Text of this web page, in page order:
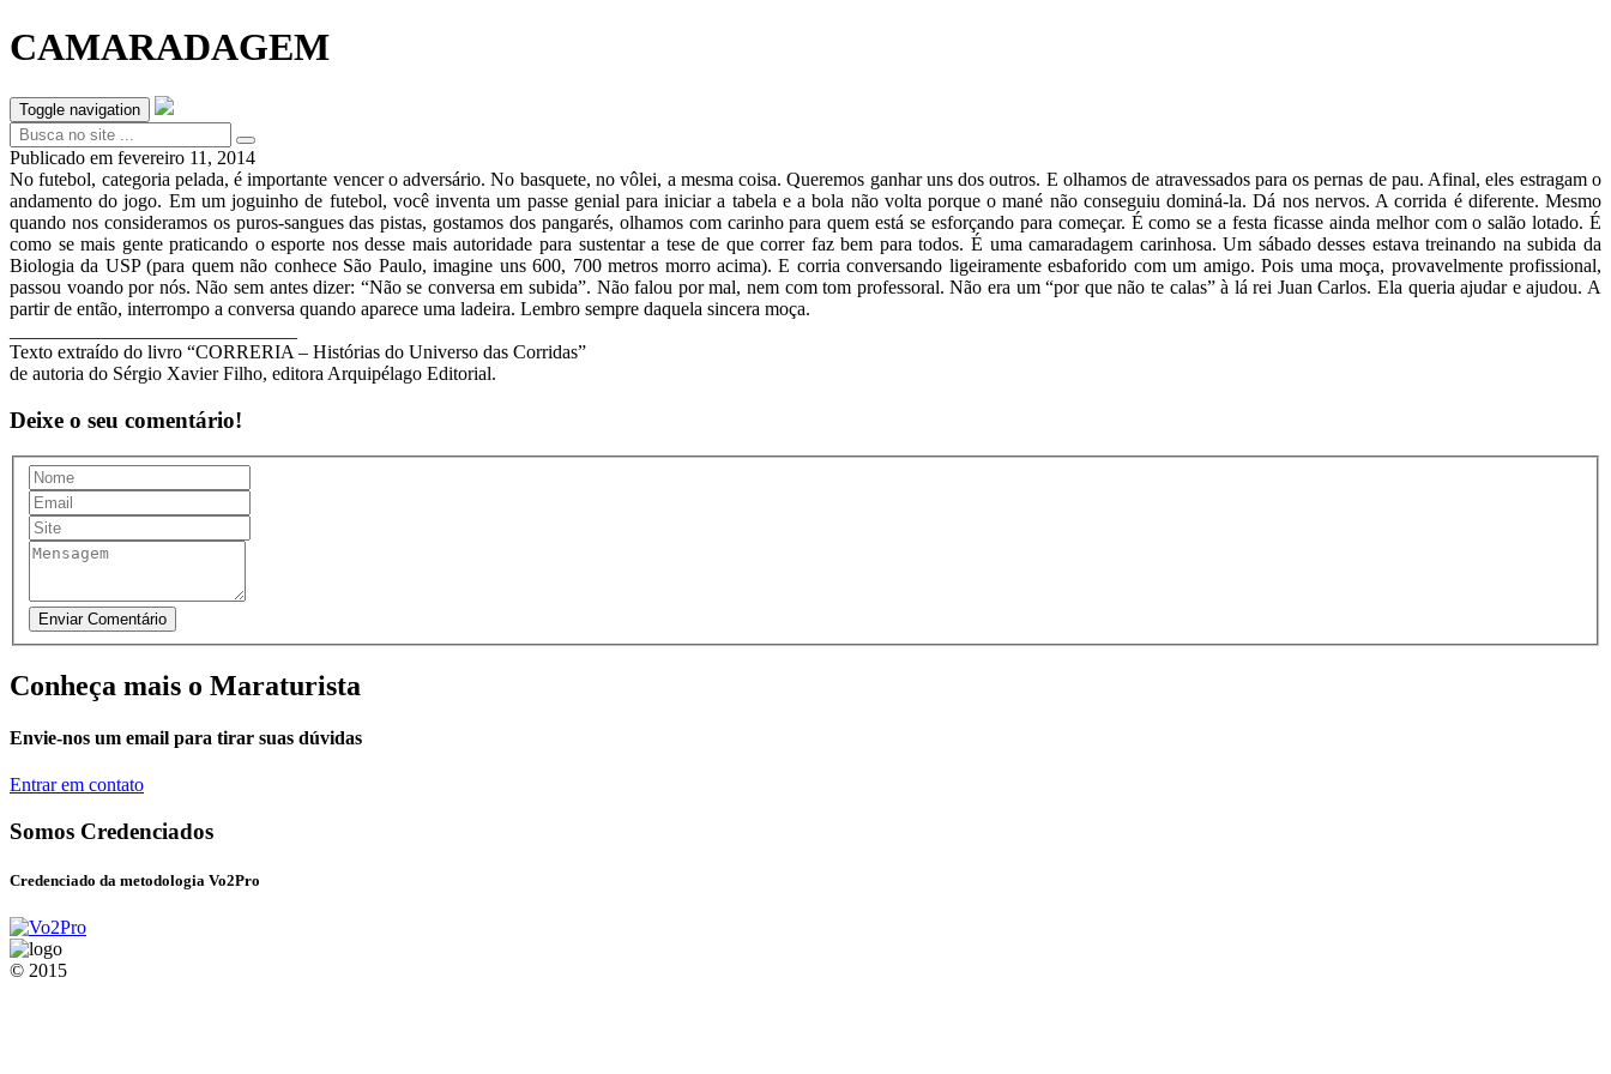
CAMARADAGEM
Toggle navigation
Publicado em fevereiro 11, 2014
No futebol, categoria pelada, é importante vencer o adversário. No basquete, no vôlei, a mesma coisa. Queremos ganhar uns dos outros. E olhamos de atravessados para os pernas de pau. Afinal, eles estragam o
andamento do jogo. Em um joguinho de futebol, você inventa um passe genial para iniciar a tabela e a bola não volta porque o mané não conseguiu dominá-la. Dá nos nervos. A corrida é diferente. Mesmo
quando nos consideramos os puros-sangues das pistas, gostamos dos pangarés, olhamos com carinho para quem está se esforçando para começar. É como se a festa ficasse ainda melhor com o salão lotado. É
como se mais gente praticando o esporte nos desse mais autoridade para sustentar a tese de que correr faz bem para todos. É uma camaradagem carinhosa. Um sábado desses estava treinando na subida da
Biologia da USP (para quem não conhece São Paulo, imagine uns 600, 700 metros morro acima). E corria conversando ligeiramente esbaforido com um amigo. Pois uma moça, provavelmente profissional,
passou voando por nós. Não sem antes dizer: “Não se conversa em subida”. Não falou por mal, nem com tom professoral. Não era um “por que não te calas” à lá rei Juan Carlos. Ela queria ajudar e ajudou. A
partir de então, interrompo a conversa quando aparece uma ladeira. Lembro sempre daquela sincera moça.
Texto extraído do livro “CORRERIA – Histórias do Universo das Corridas”
de autoria do Sérgio Xavier Filho, editora Arquipélago Editorial.
Deixe o seu comentário!
Conheça mais o Maraturista
Envie-nos um email para tirar suas dúvidas
Entrar em contato
Somos Credenciados
Credenciado da metodologia Vo2Pro
© 2015